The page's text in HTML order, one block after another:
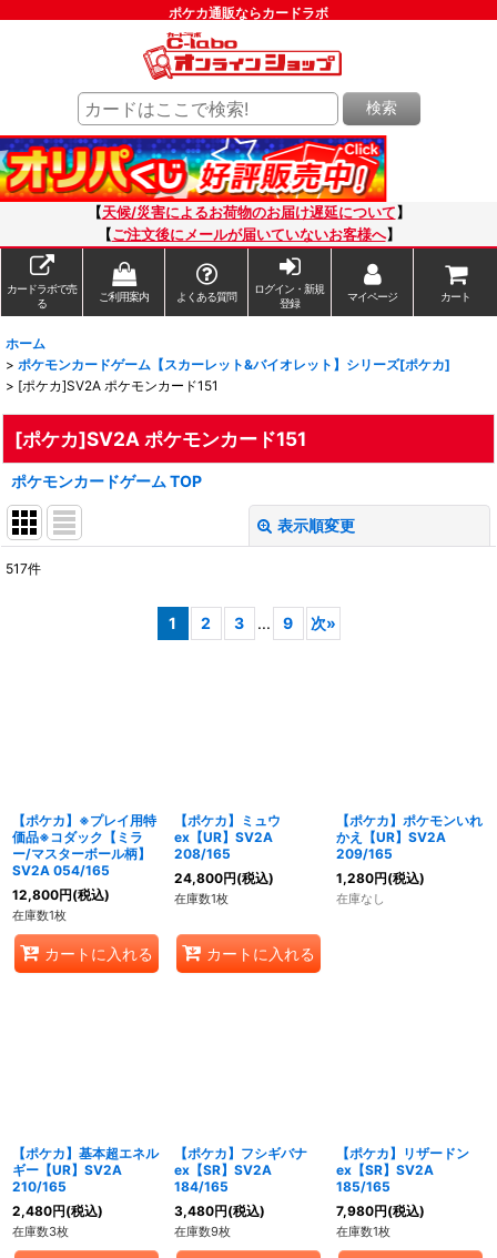
ポケカ通販ならカードラボ
検索
【天候/災害によるお荷物のお届け遅延について 】
【ご注文後にメールが届いていないお客様へ】
カードラボで売
る
ご利用案内 よくある質問
ログイン・新規
登録
マイページ カート
ホーム
> ポケモンカードゲーム【スカーレット&バイオレット】シリーズ[ポケカ]
> [ポケカ]SV2A ポケモンカード151
[ポケカ]SV2A ポケモンカード151
ポケモンカードゲーム TOP
表示順変更
517件
1 2 3 ... 9 次»
【ポケカ】※プレイ用特
価品※コダック【ミラ
ー/マスターボール柄】
SV2A 054/165
12,800円(税込)
在庫数1枚
カートに入れる
【ポケカ】ミュウ
ex【UR】SV2A
208/165
24,800円(税込)
在庫数1枚
カートに入れる
【ポケカ】ポケモンいれ
かえ【UR】SV2A
209/165
1,280円(税込)
在庫なし
【ポケカ】基本超エネル
ギー【UR】SV2A
210/165
2,480円(税込)
在庫数3枚
【ポケカ】フシギバナ
ex【SR】SV2A
184/165
3,480円(税込)
在庫数9枚
【ポケカ】リザードン
ex【SR】SV2A
185/165
7,980円(税込)
在庫数1枚